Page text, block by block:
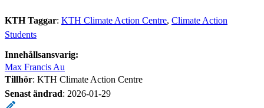
KTH Taggar: KTH Climate Action Centre Climate Action
Students
Innehållsansvarig:
Max Francis Au
Tillhör: KTH Climate Action Centre
Senast ändrad: 2026-01-29